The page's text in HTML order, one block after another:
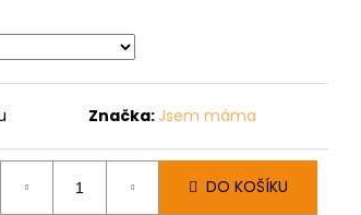
Značka: Jsem máma
DO KOŠÍKU